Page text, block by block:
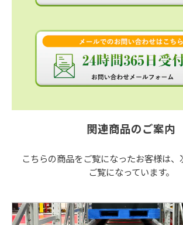
関連商品のご案内
こちらの商品をご覧になったお客様は、
ご覧になっています。